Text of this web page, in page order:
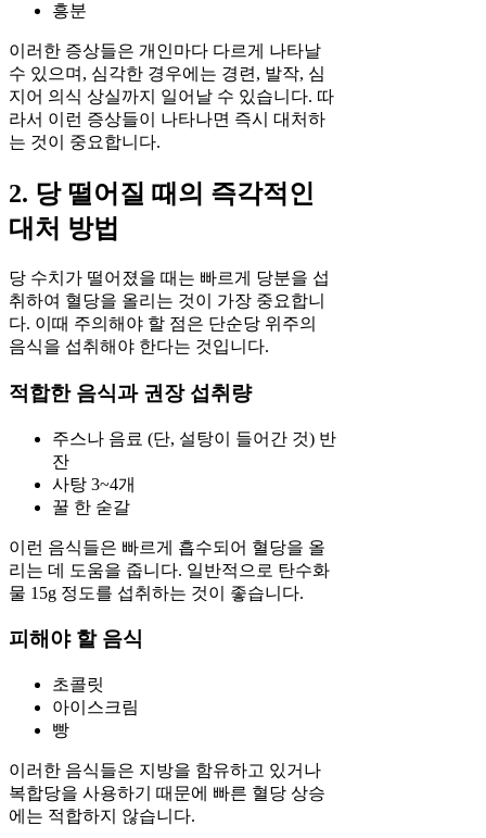
흥분
이러한 증상들은 개인마다 다르게 나타날
수 있으며, 심각한 경우에는 경련, 발작, 심
지어 의식 상실까지 일어날 수 있습니다. 따
라서 이런 증상들이 나타나면 즉시 대처하
는 것이 중요합니다.
2. 당 떨어질 때의 즉각적인
대처 방법
당 수치가 떨어졌을 때는 빠르게 당분을 섭
취하여 혈당을 올리는 것이 가장 중요합니
다. 이때 주의해야 할 점은 단순당 위주의
음식을 섭취해야 한다는 것입니다.
적합한 음식과 권장 섭취량
주스나 음료 (단, 설탕이 들어간 것) 반
잔
사탕 3~4개
꿀 한 숟갈
이런 음식들은 빠르게 흡수되어 혈당을 올
리는 데 도움을 줍니다. 일반적으로 탄수화
물 15g 정도를 섭취하는 것이 좋습니다.
피해야 할 음식
초콜릿
아이스크림
빵
이러한 음식들은 지방을 함유하고 있거나
복합당을 사용하기 때문에 빠른 혈당 상승
에는 적합하지 않습니다.